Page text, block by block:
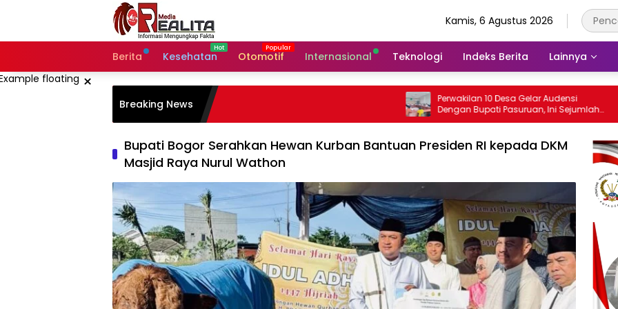
Kamis, 6 Agustus 2026
Berita Kesehatan Otomotif Internasional Teknologi Indeks Berita Lainnya
×
Breaking News
Perwakilan 10 Desa Gelar Audensi
Dengan Bupati Pasuruan, Ini Sejumlah
Tuntutannya
Camat
Dengan
Bupati Bogor Serahkan Hewan Kurban Bantuan Presiden RI kepada DKM
Masjid Raya Nurul Wathon